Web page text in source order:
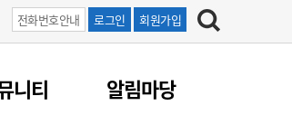
전화번호안내 로그인 회원가입
니티 알림마당